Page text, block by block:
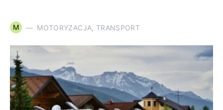
M MOTORYZACJA, TRANSPORT